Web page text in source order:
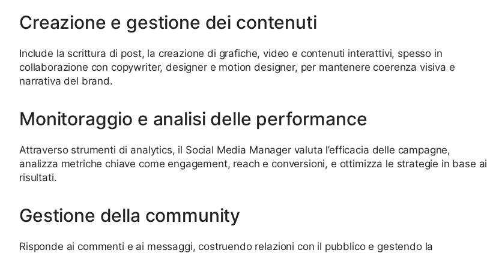
Creazione e gestione dei contenuti
Include la scrittura di post, la creazione di grafiche, video e contenuti interattivi, spesso in
collaborazione con copywriter, designer e motion designer, per mantenere coerenza visiva e
narrativa del brand.
Monitoraggio e analisi delle performance
Attraverso strumenti di analytics, il Social Media Manager valuta l’efficacia delle campagne,
analizza metriche chiave come engagement, reach e conversioni, e ottimizza le strategie in base ai
risultati.
Gestione della community
Risponde ai commenti e ai messaggi, costruendo relazioni con il pubblico e gestendo la